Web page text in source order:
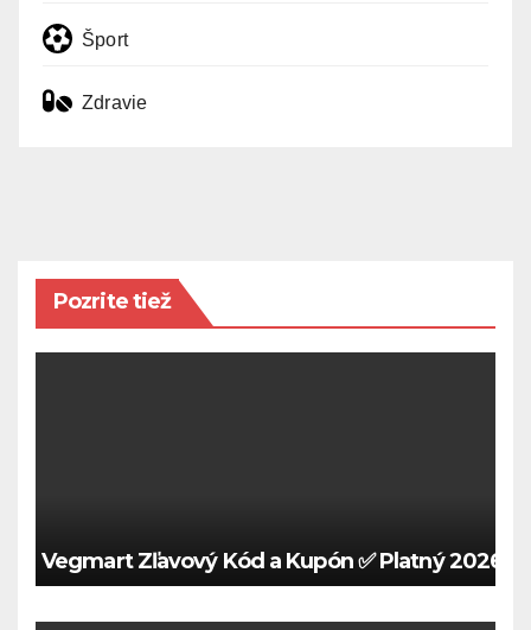
Šport
Zdravie
Pozrite tiež
Vegmart Zľavový Kód a Kupón ✅ Platný 2026 🍀